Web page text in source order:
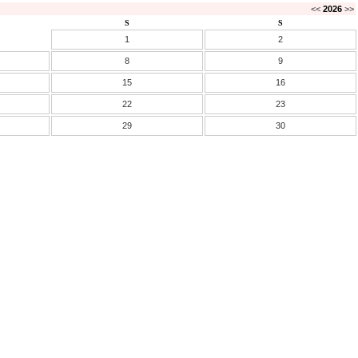
<< 2026 >>
S S
1 2
8 9
15 16
22 23
29 30